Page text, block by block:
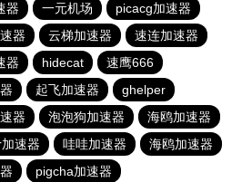
器 一元机场
picacg加速器
器 云梯加速器
速连加速器
器 hidecat
速鹰666
起飞加速器
ghelper
器 泡泡狗加速器
海鸥加速器
速器 哇哇加速器
海鸥加速器
pigcha加速器